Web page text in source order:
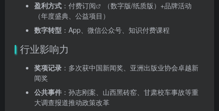
盈利方式 ： 付费订阅
（数字版/纸质版）+品牌活动
（年度盛典、公益项目）
数字转型 ：App、微信公众号、知识付费课程
行业影响力
奖项记录 ：多次获中国新闻奖、亚洲出版业协会卓越新
闻奖
公共事件 ：孙志刚案、山西黑砖窑、甘肃校车事故等重
大调查报道推动政策改革